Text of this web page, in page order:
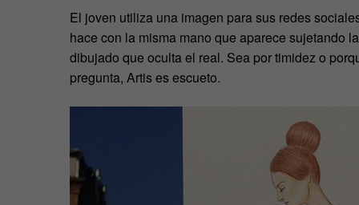
El joven utiliza una imagen para sus redes
hace con la misma mano que aparece sujetando
dibujado que oculta el real. Sea por timidez o
pregunta, Artis es escueto.